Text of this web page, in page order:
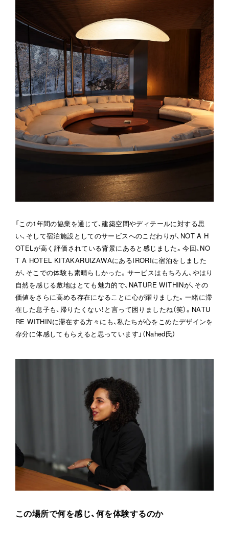
「この1年間の協業を通じて、建築空間やディテールに対する思
い、そして宿泊施設としてのサービスへのこだわりが、NOT A H
OTELが高く評価されている背景にあると感じました。今回、NO
T A HOTEL KITAKARUIZAWAにあるIRORIに宿泊をしました
が、そこでの体験も素晴らしかった。サービスはもちろん、やはり
自然を感じる敷地はとても魅力的で、NATURE WITHINが、その
価値をさらに高める存在になることに心が躍りました。一緒に滞
在した息子も、帰りたくない！と言って困りましたね（笑）。NATU
RE WITHINに滞在する方々にも、私たちが心をこめたデザインを
存分に体感してもらえると思っています」（Nahed氏）
この場所で何を感じ、何を体験するのか